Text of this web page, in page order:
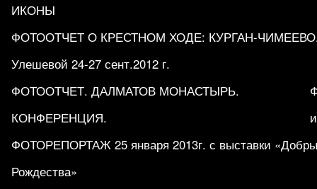
ИКОНЫ
ФОТООТЧЕТ О КРЕСТНОМ ХОДЕ: КУРГАН-
Улешевой 24-27 сент.2012 г.
ФОТООТЧЕТ. ДАЛМАТОВ МОНАСТЫРЬ.
КОНФЕРЕНЦИЯ.
ФОТОРЕПОРТАЖ 25 января 2013г. с выставки
Рождества»